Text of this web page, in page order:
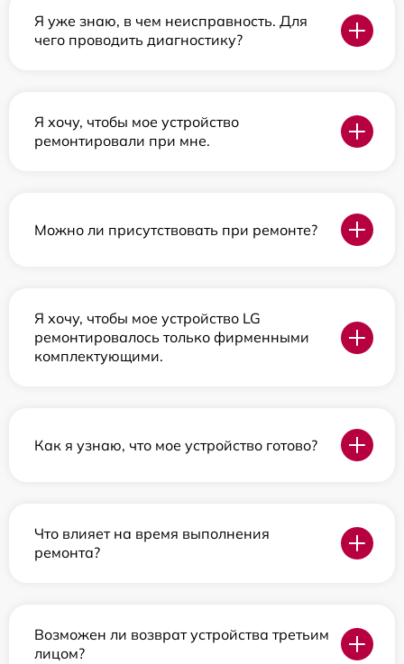
Я уже знаю, в чем неисправность. Для
чего проводить диагностику?
Я хочу, чтобы мое устройство
ремонтировали при мне.
Можно ли присутствовать при ремонте?
Я хочу, чтобы мое устройство LG
ремонтировалось только фирменными
комплектующими.
Как я узнаю, что мое устройство готово?
Что влияет на время выполнения
ремонта?
Возможен ли возврат устройства третьим
лицом?